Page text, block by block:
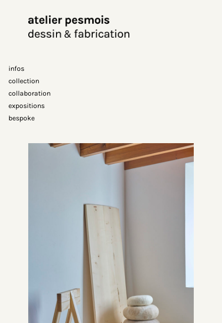
contenu
infos
collection
collaboration
expositions
bespoke